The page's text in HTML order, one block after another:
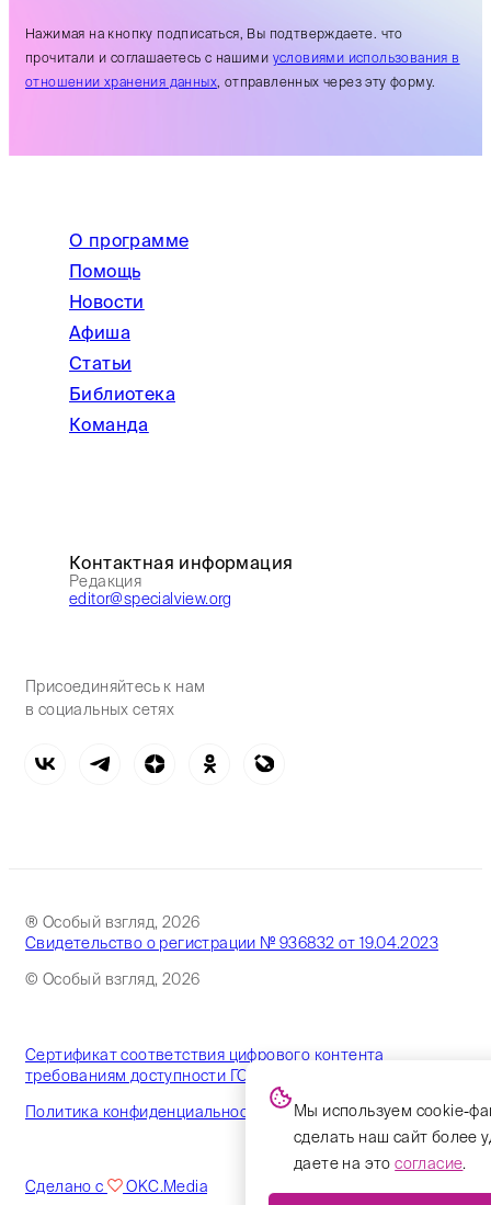
Нажимая на кнопку подписаться, Вы подтверждаете. что
прочитали и соглашаетесь с нашими условиями использования в
отношении хранения данных, отправленных через эту форму.
О программе
Помощь
Новости
Афиша
Статьи
Библиотека
Команда
Контактная информация
Редакция
editor@specialview.org
Присоединяйтесь к нам
в социальных сетях
® Особый взгляд, 2026
Свидетельство о регистрации № 936832 от 19.04.2023
© Особый взгляд, 2026
Сертификат соответствия цифрового контента
требованиям доступности ГОСТ
Политика конфиденциальности
Сделано с OKC.Media
Мы используем cookie-
сделать наш сайт более
даете на этосогласие.